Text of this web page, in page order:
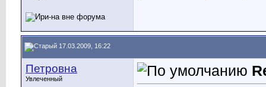
17.03.2009, 16:22
Петровна
Увлеченный